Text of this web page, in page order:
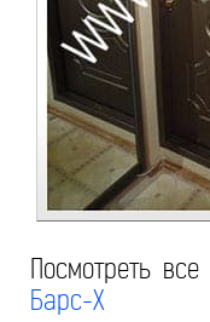
Посмотреть
Барс-Х